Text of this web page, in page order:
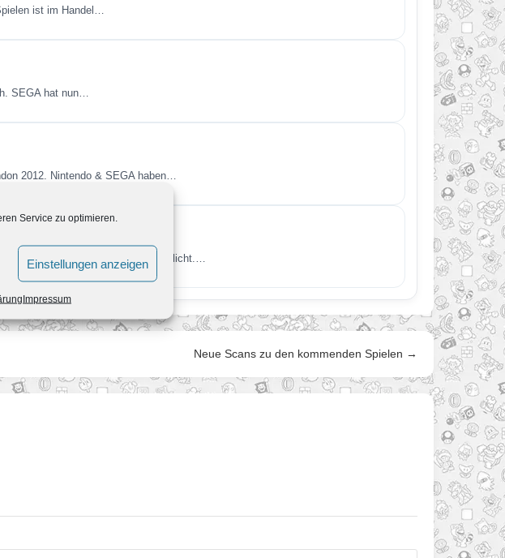
Service zu optimieren.
Einstellungen anzeigen
Impressum
ist im Handel…
SEGA hat nun…
2012. Nintendo & SEGA haben…
Spiel London 2012 veröffentlicht.…
Neue Scans zu den kommenden Spielen →